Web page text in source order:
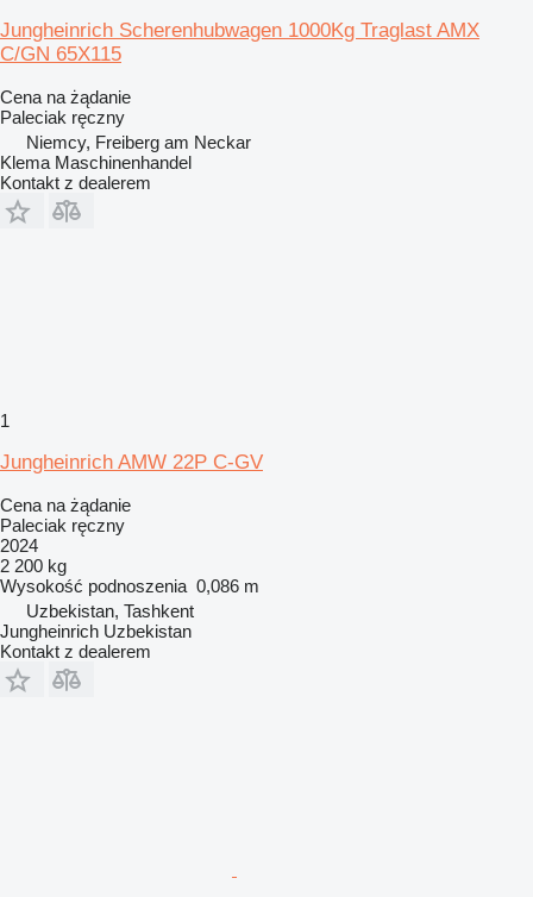
Jungheinrich Scherenhubwagen 1000Kg Traglast AMX
C/GN 65X115
Cena na żądanie
Paleciak ręczny
Niemcy, Freiberg am Neckar
Klema Maschinenhandel
Kontakt z dealerem
1
Jungheinrich AMW 22P C-GV
Cena na żądanie
Paleciak ręczny
2024
2 200 kg
Wysokość podnoszenia 0,086 m
Uzbekistan, Tashkent
Jungheinrich Uzbekistan
Kontakt z dealerem